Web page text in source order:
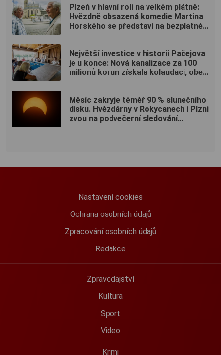
Plzeň v hlavní roli na velkém plátně:
Hvězdně obsazená komedie Martina
Horského se představí na bezplatné
Největší investice v historii Pačejova
je u konce: Nová kanalizace za 100
milionů korun získala kolaudaci, obec
Měsíc zakryje téměř 90 % slunečního
disku. Hvězdárny v Rokycanech i Plzni
zvou na podvečerní sledování
Nastavení cookies
Ochrana osobních údajů
Zpracování osobních údajů
Redakce
Zpravodajství
Kultura
Sport
Video
Krimi